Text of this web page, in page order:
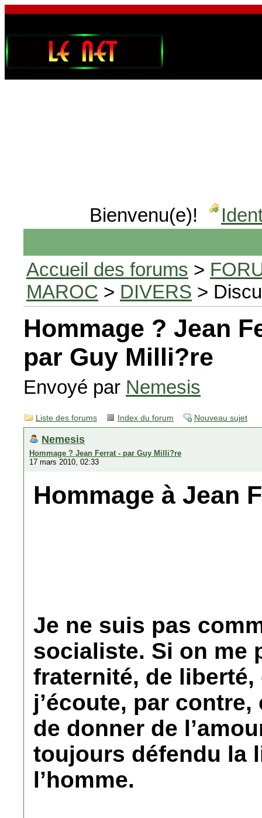
Bienvenu(e)!
Accueil des forums >
MAROC > DIVERS >
Hommage ? Jean
par Guy Milli?re
Envoyé par Nemesis
Liste des forums Index du forum Nouveau sujet
Nemesis
Hommage ? Jean Ferrat - par Guy Milli?re
17 mars 2010, 02:33
Hommage à Jean
Je ne suis pas
socialiste. Si on me
fraternité, de liberté,
j’écoute, par
de donner de
toujours défendu la
l’homme.